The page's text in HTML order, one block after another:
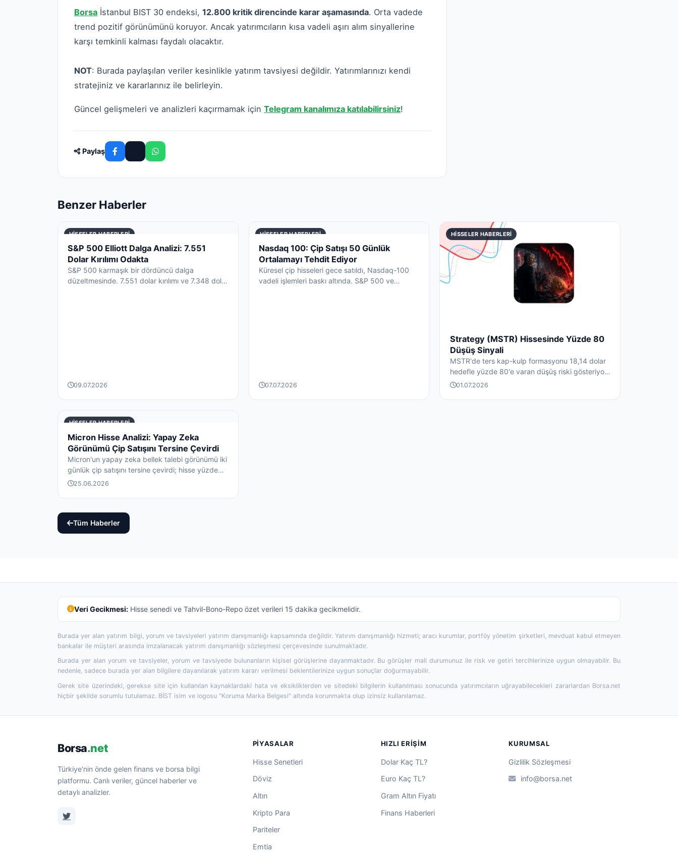
Borsa İstanbul BIST 30 endeksi, 12.800 kritik direncinde karar aşamasında. Orta vadede
trend pozitif görünümünü koruyor. Ancak yatırımcıların kısa vadeli aşırı alım sinyallerine
karşı temkinli kalması faydalı olacaktır.
NOT: Burada paylaşılan veriler kesinlikle yatırım tavsiyesi değildir. Yatırımlarınızı kendi
stratejiniz ve kararlarınız ile belirleyin.
Güncel gelişmeleri ve analizleri kaçırmamak için Telegram kanalımıza katılabilirsiniz!
Paylaş
Benzer Haberler
HISSELER HABERLERI
S&P 500 Elliott Dalga Analizi: 7.551
Dolar Kırılımı Odakta
S&P 500 karmaşık bir dördüncü dalga
düzeltmesinde. 7.551 dolar kırılımı ve 7.348 dolar
09.07.2026
HISSELER HABERLERI
Nasdaq 100: Çip Satışı 50 Günlük
Ortalamayı Tehdit Ediyor
Küresel çip hisseleri gece satıldı, Nasdaq-100
vadeli işlemleri baskı altında. S&P 500 ve
07.07.2026
HISSELER HABERLERI
Strategy (MSTR) Hissesinde Yüzde 80
Düşüş Sinyali
MSTR'de ters kap-kulp formasyonu 18,14 dolar
hedefle yüzde 80'e varan düşüş riski gösteriyor.
Strategy'nin Bit...
01.07.2026
HISSELER HABERLERI
Micron Hisse Analizi: Yapay Zeka
Görünümü Çip Satışını Tersine Çevirdi
Micron'un yapay zeka bellek talebi görünümü iki
günlük çip satışını tersine çevirdi; hisse yüzde
15,81 sıçradı...
25.06.2026
Tüm Haberler
Veri Gecikmesi:Hisse senedi ve Tahvil-Bono-Repo özet verileri 15 dakika gecikmelidir.
Burada yer alan yatırım bilgi, yorum ve tavsiyeleri yatırım danışmanlığı kapsamında değildir. Yatırım danışmanlığı hizmeti; aracı kurumlar, portföy yönetim şirketleri, mevduat kabul etmeyen
bankalar ile müşteri arasında imzalanacak yatırım danışmanlığı sözleşmesi çerçevesinde sunulmaktadır.
Burada yer alan yorum ve tavsiyeler, yorum ve tavsiyede bulunanların kişisel görüşlerine dayanmaktadır. Bu görüşler mali durumunuz ile risk ve getiri tercihlerinize uygun olmayabilir. Bu
nedenle, sadece burada yer alan bilgilere dayanılarak yatırım kararı verilmesi beklentilerinize uygun sonuçlar doğurmayabilir.
Gerek site üzerindeki, gerekse site için kullanılan kaynaklardaki hata ve eksikliklerden ve sitedeki bilgilerin kullanılması sonucunda yatırımcıların uğrayabilecekleri zararlardan Borsa.net
hiçbir şekilde sorumlu tutulamaz. BİST isim ve logosu "Koruma Marka Belgesi" altında korunmakta olup izinsiz kullanılamaz.
Borsa.net
Türkiye'nin önde gelen finans ve borsa bilgi
platformu. Canlı veriler, güncel haberler ve
detaylı analizler.
PIYASALAR
Hisse Senetleri
Döviz
Altın
Kripto Para
Pariteler
Emtia
HIZLI ERIŞIM
Dolar Kaç TL?
Euro Kaç TL?
Gram Altın Fiyatı
Finans Haberleri
KURUMSAL
Gizlilik Sözleşmesi
info@borsa.net